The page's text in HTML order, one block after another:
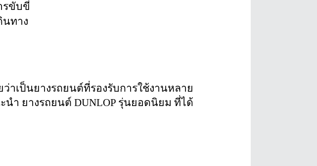
รขับขี่
นทาง
าเป็นยางรถยนต์ที่รองรับการใช้งานหลาย
ำ ยางรถยนต์ DUNLOP รุ่นยอดนิยม ที่ได้